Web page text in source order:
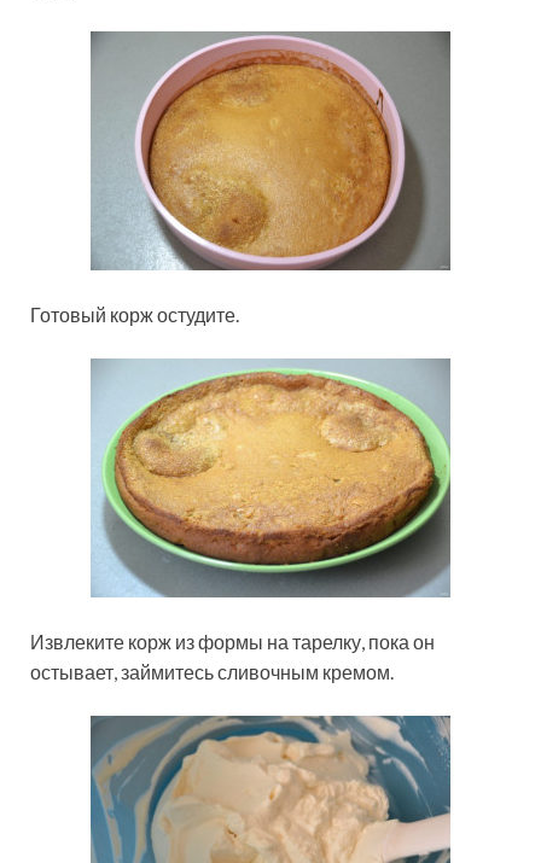
Готовый корж остудите.
Извлеките корж из формы на тарелку, пока он
остывает, займитесь сливочным кремом.